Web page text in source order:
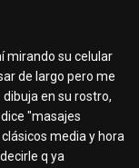
mirando su celular
de largo pero me
en su rostro,
"masajes
media y hora
q ya